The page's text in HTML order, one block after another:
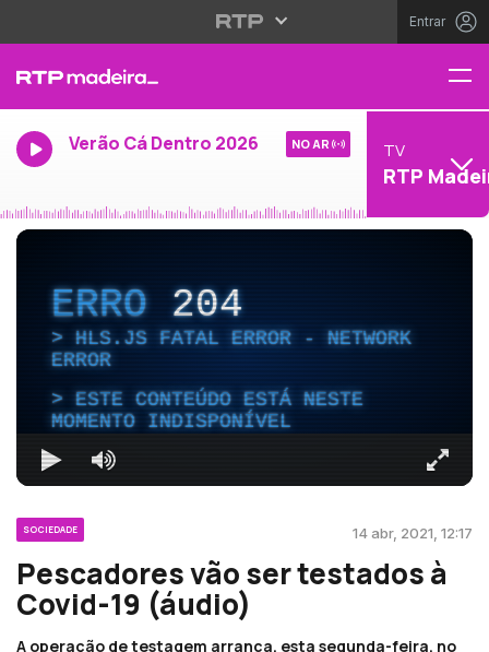
Entrar
Verão Cá Dentro 2026 NO AR TV
RTP
ERRO204
HLS.JS FATAL ERROR - NETWORK
ERROR
ESTE CONTEÚDO ESTÁ NESTE
MOMENTO INDISPONÍVEL
SOCIEDADE 14 abr, 2021, 12:17
Pescadores vão ser testados à
Covid-19 (áudio)
A operação de testagem arranca, esta segunda-feira, no